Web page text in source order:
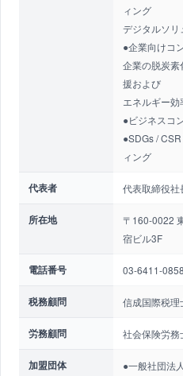
ィング
デジタルソ
●企業向けコ
企業の脱炭素
援および
エネルギー効
●ビジネスコ
●SDGs /
ィング
代表者 代表取締役社
所在地
〒160-0022
宿ビル3F
電話番号 03-6411-
税務顧問 信成国際税理
労務顧問 社会保険労
加盟団体
●一般社団法